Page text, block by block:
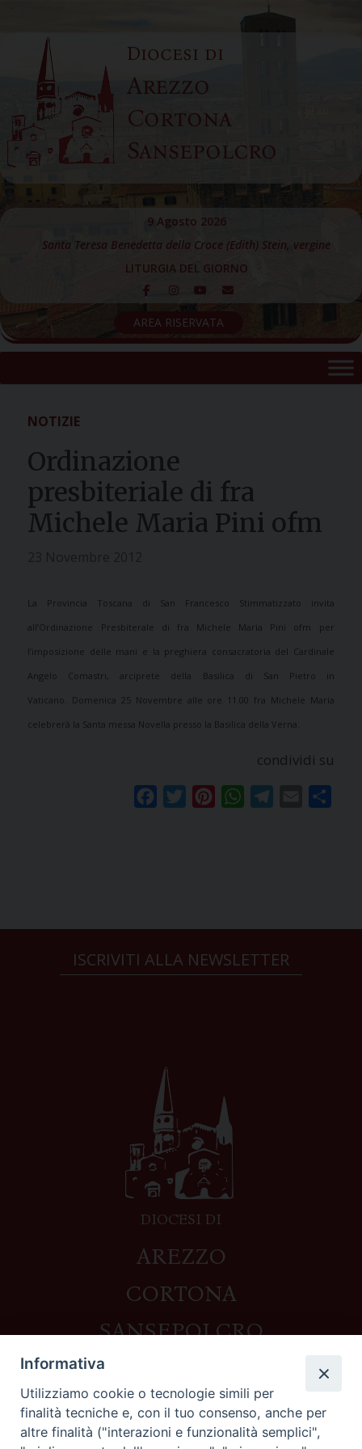
content
Diocesi di
Arezzo
Cortona
Sansepolcro
9 Agosto 2026
Santa Teresa Benedetta della Croce (Edith) Stein, vergine
LITURGIA DEL GIORNO
AREA RISERVATA
NOTIZIE
Ordinazione
presbiteriale di fra
Michele Maria Pini ofm
La Provincia Toscana di San Francesco Stimmatizzato invita
all’Ordinazione Presbiterale di fra Michele Maria Pini ofm per
l’imposizione delle mani e la preghiera consacratoria del Cardinale
Angelo Comastri, arciprete della Basilica di San Pietro in
Vaticano. Domenica 25 Novembre alle ore 11.00 fra Michele Maria
celebrerà la Santa messa Novella presso la Basilica della Verna.
condividi su
FacebookTwitterPinterestWhatsAppTelegram
Email
ISCRIVITI ALLA NEWSLETTER
DIOCESI DI
AREZZO
CORTONA
SANSEPOLCRO
Contatti
Piazza del Duomo,1 - 52100 Arezzo
Informativa
Utilizziamo cookie o tecnologie simili per
finalità tecniche e, con il tuo consenso, anche per
altre finalità ("interazioni e funzionalità semplici",